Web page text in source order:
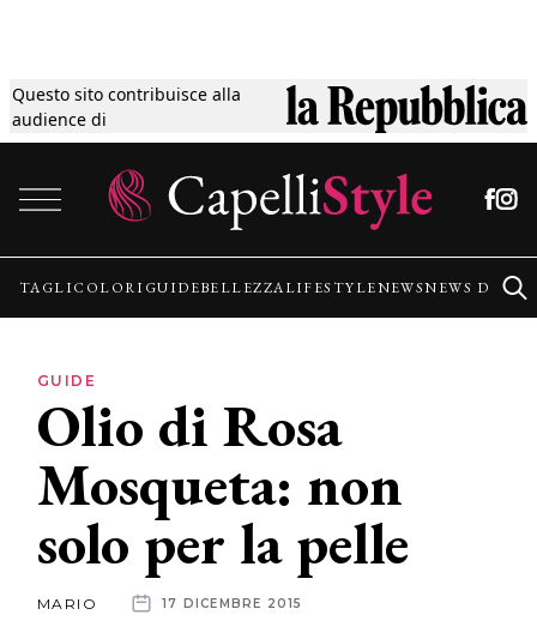
Questo sito contribuisce alla
audience di
Tagli
Colori
Guide
Lifestyle
News
News
TAGLICOLORI GUIDEBELLEZZALIFESTYLENEWSNEWS
GUIDE
Olio di Rosa
Mosqueta: non
solo per la pelle
MARIO 17 DICEMBRE 2015